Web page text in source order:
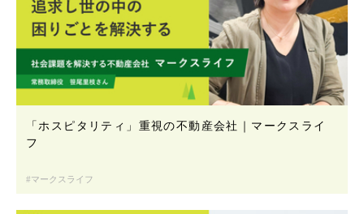
「ホスピタリティ」重視の不動産会社｜マークスライ
フ
マークスライフ